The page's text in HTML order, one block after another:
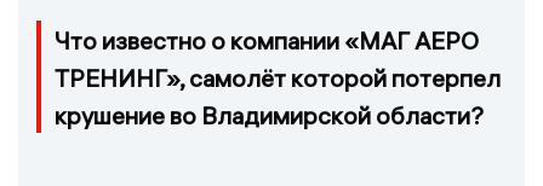
Что известно о компании «МАГ АЕРО
ТРЕНИНГ», самолёт которой потерпел
крушение во Владимирской области?